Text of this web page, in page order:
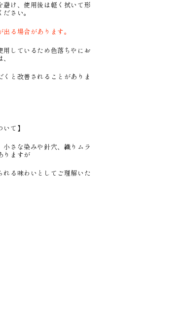
け、使用後は軽く拭いて形
さい。
る場合があります。
しているため色落ちやにお
と改善されることがありま
いて】
小さな染みや針穴、織りムラ
りますが
れる味わいとしてご理解いた